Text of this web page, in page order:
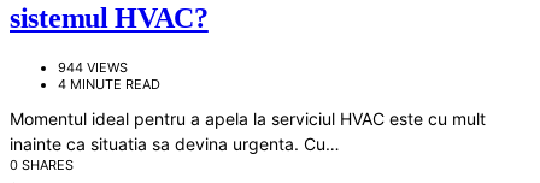
sistemul HVAC?
944 VIEWS
4 MINUTE READ
Momentul ideal pentru a apela la serviciul HVAC este cu mult
inainte ca situatia sa devina urgenta. Cu…
0 SHARES